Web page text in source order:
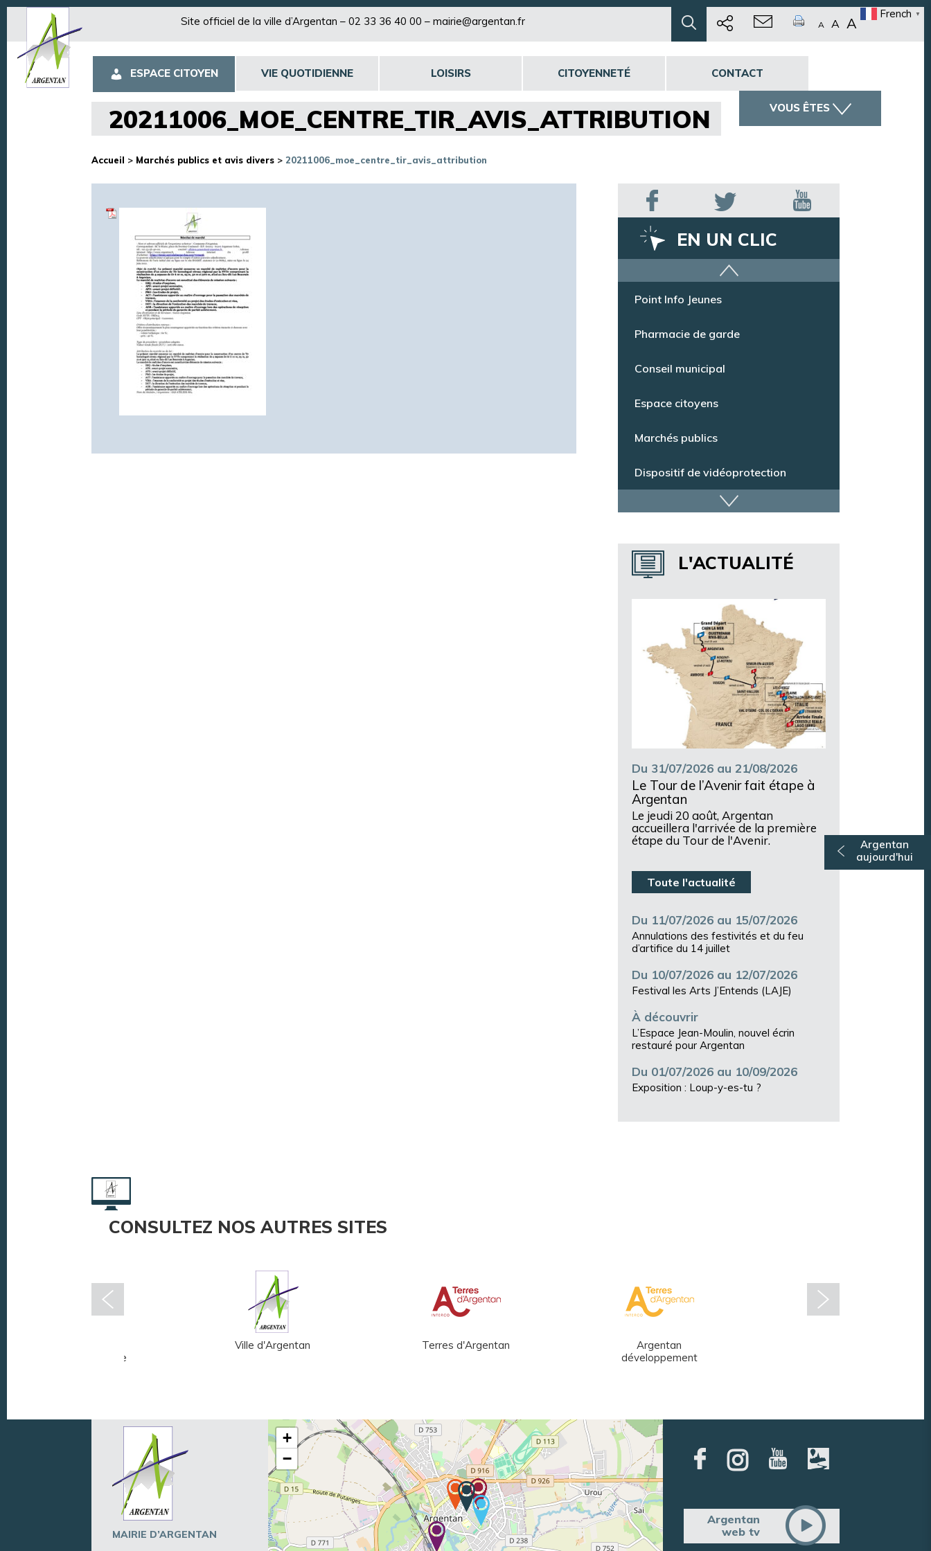
Site officiel de la ville d’Argentan – 02 33 36 40 00 – mairie@argentan.fr A A A
French ▼
ESPACE CITOYEN VIE QUOTIDIENNE LOISIRS CITOYENNETÉ CONTACT
VOUS ÊTES
Argentan
aujourd'hui
20211006_MOE_CENTRE_TIR_AVIS_ATTRIBUTION
Accueil > Marchés publics et avis divers > 20211006_moe_centre_tir_avis_attribution
EN UN CLIC
Offres d’emploi
Point Info Jeunes
Pharmacie de garde
Conseil municipal
Espace citoyens
Marchés publics
Dispositif de vidéoprotection
Annuaire des services
Annuaire des associations
Argentan Aujourd’hui
L'ACTUALITÉ
Du 31/07/2026 au 21/08/2026
Le Tour de l’Avenir fait étape à
Argentan
Le jeudi 20 août, Argentan
accueillera l'arrivée de la première
étape du Tour de l'Avenir.
Toute l'actualité
Du 11/07/2026 au 15/07/2026
Annulations des festivités et du feu
d’artifice du 14 juillet
Du 10/07/2026 au 12/07/2026
Festival les Arts J’Entends (LAJE)
À découvrir
L’Espace Jean-Moulin, nouvel écrin
restauré pour Argentan
Du 01/07/2026 au 10/09/2026
Exposition : Loup-y-es-tu ?
CONSULTEZ NOS AUTRES SITES
Léger - André Mare
Ville d'Argentan Terres d'Argentan
Argentan
développement
MAIRIE D’ARGENTAN
+
−
Argentan
web tv